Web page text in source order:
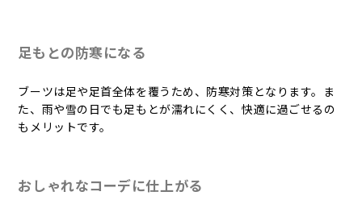
足もとの防寒になる
ブーツは足や足首全体を覆うため、防寒対策となります。ま
た、雨や雪の日でも足もとが濡れにくく、快適に過ごせるの
もメリットです。
おしゃれなコーデに仕上がる